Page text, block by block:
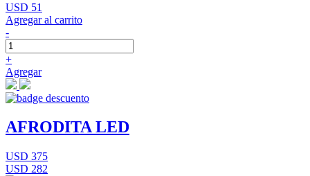
USD 51
Agregar al carrito
-
+
Agregar
AFRODITA LED
USD 375
USD 282